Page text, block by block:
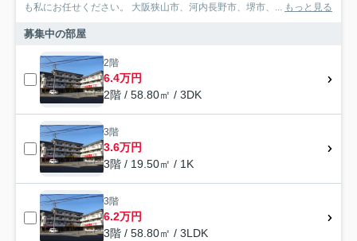
も私にお任せください。 大阪狭山市、河内長野市、堺市、... もっと見る
募集中の部屋
2階
6.4万円
2階 / 58.80㎡ / 3DK
3階
3.6万円
3階 / 19.50㎡ / 1K
3階
6.2万円
3階 / 58.80㎡ / 3LDK